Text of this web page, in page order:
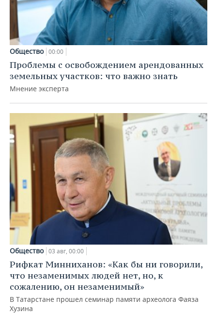
Общество 00:00
Проблемы с освобождением арендованных
земельных участков: что важно знать
Мнение эксперта
Общество 03 авг, 00:00
Рифкат Минниханов: «Как бы ни говорили,
что незаменимых людей нет, но, к
сожалению, он незаменимый»
В Татарстане прошел семинар памяти археолога Фаяза
Хузина